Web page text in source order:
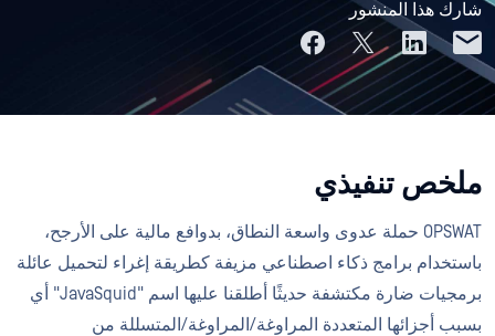
شارك هذا المنشور
ملخص تنفيذي
OPSWAT حملة عدوى واسعة النطاق، بدوافع مالية على الأرجح،
باستخدام برامج ذكاء اصطناعي مزيفة كطريقة إغراء لتحميل عائلة
برمجيات ضارة مكتشفة حديثًا أطلقنا عليها اسم "JavaSquid" أي
بسبب أجزائها المتعددة المراوغة/المراوغة/المتسللة من